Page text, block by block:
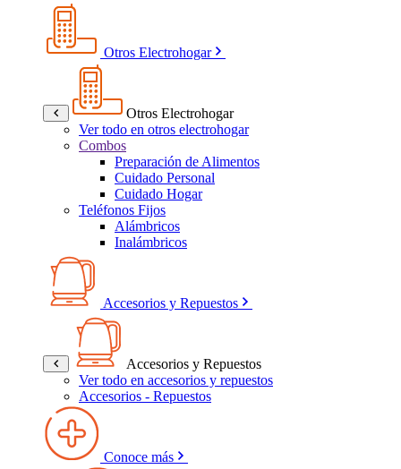
Otros Electrohogar
Otros Electrohogar
Ver todo en otros electrohogar
Combos
Preparación de Alimentos
Cuidado Personal
Cuidado Hogar
Teléfonos Fijos
Alámbricos
Inalámbricos
Accesorios y Repuestos
Accesorios y Repuestos
Ver todo en accesorios y repuestos
Accesorios - Repuestos
Conoce más